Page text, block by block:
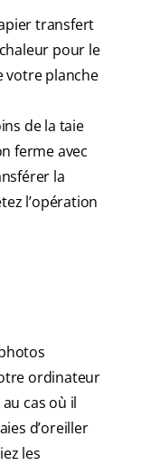
transfert
pour le
votre planche
de la taie
ferme avec
la
l’opération
ordinateur
cas où il
d’oreiller
les